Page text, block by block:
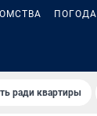
ПОГОДА
ради квартиры